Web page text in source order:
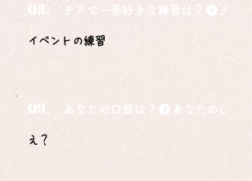
Q8. チアで一番好きな練習は？
イベントの練習
Q9. あなたの口癖は？
え？